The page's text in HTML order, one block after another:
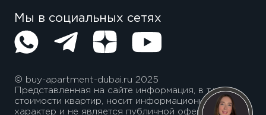
Мы в социальных сетях
© buy-apartment-dubai.ru 2025
Представленная на сайте информация, в т.ч.
стоимости квартир, носит информационный
характер и не является публичной офертой.